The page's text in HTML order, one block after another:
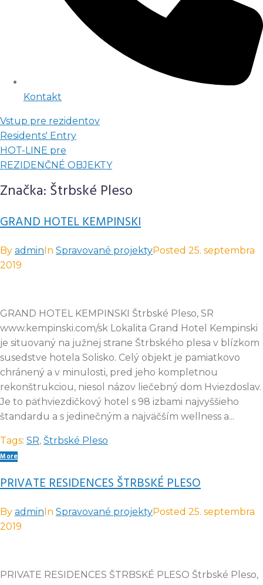
Kontakt
Vstup pre rezidentov
Residents' Entry
HOT-LINE pre
REZIDENČNÉ OBJEKTY
Značka: Štrbské Pleso
GRAND HOTEL KEMPINSKI
By admin In Spravované projektyPosted 25. septembra
2019
GRAND HOTEL KEMPINSKI Štrbské Pleso, SR
www.kempinski.com/sk Lokalita Grand Hotel Kempinski
je situovaný na južnej strane Štrbského plesa v blízkom
susedstve hotela Solisko. Celý objekt je pamiatkovo
chránený a v minulosti, pred jeho kompletnou
rekonštrukciou, niesol názov liečebný dom Hviezdoslav.
Je to päťhviezdičkový hotel s 98 izbami najvyššieho
štandardu a s jedinečným a najväčším wellness a...
Tags: SR, Štrbské Pleso
More
PRIVATE RESIDENCES ŠTRBSKÉ PLESO
By admin In Spravované projektyPosted 25. septembra
2019
PRIVATE RESIDENCES ŠTRBSKÉ PLESO Štrbské Pleso,